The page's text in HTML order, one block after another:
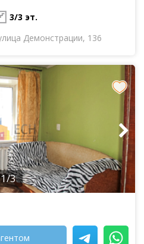
3/3 эт.
Демонстрации, 136
1/3